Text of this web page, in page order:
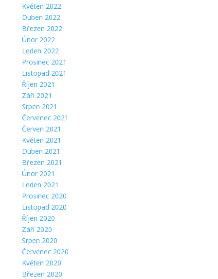
Květen 2022
Duben 2022
Březen 2022
Únor 2022
Leden 2022
Prosinec 2021
Listopad 2021
Říjen 2021
Září 2021
Srpen 2021
Červenec 2021
Červen 2021
Květen 2021
Duben 2021
Březen 2021
Únor 2021
Leden 2021
Prosinec 2020
Listopad 2020
Říjen 2020
Září 2020
Srpen 2020
Červenec 2020
Květen 2020
Březen 2020